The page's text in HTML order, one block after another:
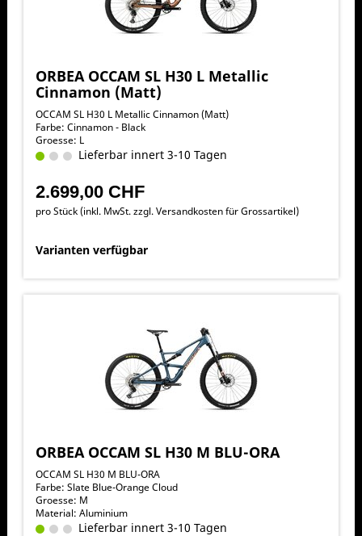
ORBEA OCCAM SL H30 L Metallic
Cinnamon (Matt)
OCCAM SL H30 L Metallic Cinnamon (Matt)
Farbe: Cinnamon - Black
Groesse: L
Lieferbar innert 3-10 Tagen
2.699,00 CHF
pro Stück (inkl. MwSt. zzgl.Versandkosten für Grossartikel)
Varianten verfügbar
ORBEA OCCAM SL H30 M BLU-ORA
OCCAM SL H30 M BLU-ORA
Farbe: Slate Blue-Orange Cloud
Groesse: M
Material: Aluminium
Lieferbar innert 3-10 Tagen